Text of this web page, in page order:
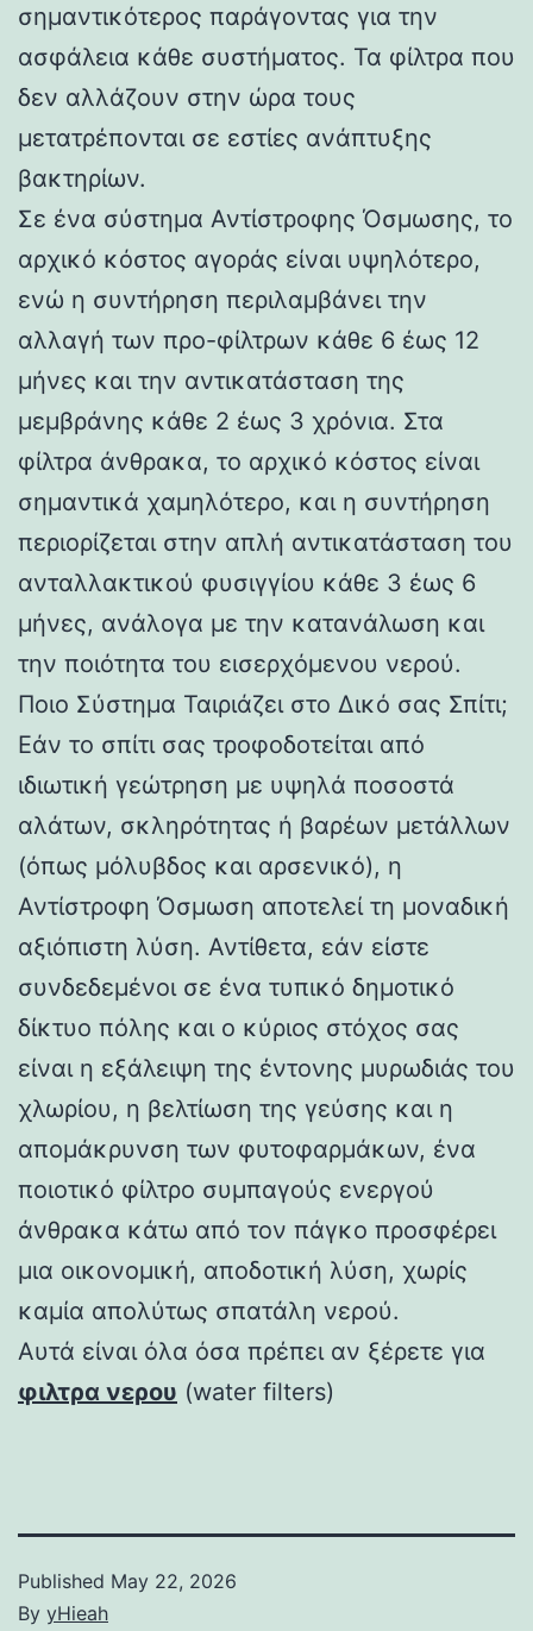
σημαντικότερος παράγοντας για την
ασφάλεια κάθε συστήματος. Τα φίλτρα που
δεν αλλάζουν στην ώρα τους
μετατρέπονται σε εστίες ανάπτυξης
βακτηρίων.
Σε ένα σύστημα Αντίστροφης Όσμωσης, το
αρχικό κόστος αγοράς είναι υψηλότερο,
ενώ η συντήρηση περιλαμβάνει την
αλλαγή των προ-φίλτρων κάθε 6 έως 12
μήνες και την αντικατάσταση της
μεμβράνης κάθε 2 έως 3 χρόνια. Στα
φίλτρα άνθρακα, το αρχικό κόστος είναι
σημαντικά χαμηλότερο, και η συντήρηση
περιορίζεται στην απλή αντικατάσταση του
ανταλλακτικού φυσιγγίου κάθε 3 έως 6
μήνες, ανάλογα με την κατανάλωση και
την ποιότητα του εισερχόμενου νερού.
Ποιο Σύστημα Ταιριάζει στο Δικό σας Σπίτι;
Εάν το σπίτι σας τροφοδοτείται από
ιδιωτική γεώτρηση με υψηλά ποσοστά
αλάτων, σκληρότητας ή βαρέων μετάλλων
(όπως μόλυβδος και αρσενικό), η
Αντίστροφη Όσμωση αποτελεί τη μοναδική
αξιόπιστη λύση. Αντίθετα, εάν είστε
συνδεδεμένοι σε ένα τυπικό δημοτικό
δίκτυο πόλης και ο κύριος στόχος σας
είναι η εξάλειψη της έντονης μυρωδιάς του
χλωρίου, η βελτίωση της γεύσης και η
απομάκρυνση των φυτοφαρμάκων, ένα
ποιοτικό φίλτρο συμπαγούς ενεργού
άνθρακα κάτω από τον πάγκο προσφέρει
μια οικονομική, αποδοτική λύση, χωρίς
καμία απολύτως σπατάλη νερού.
Αυτά είναι όλα όσα πρέπει αν ξέρετε για
φιλτρα νερου (water filters)
Published May 22, 2026
By yHieah